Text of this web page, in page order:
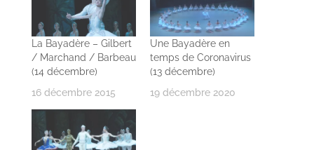
La Bayadère – Gilbert
/ Marchand / Barbeau
(14 décembre)
16 décembre 2015
Une Bayadère en
temps de Coronavirus
(13 décembre)
19 décembre 2020